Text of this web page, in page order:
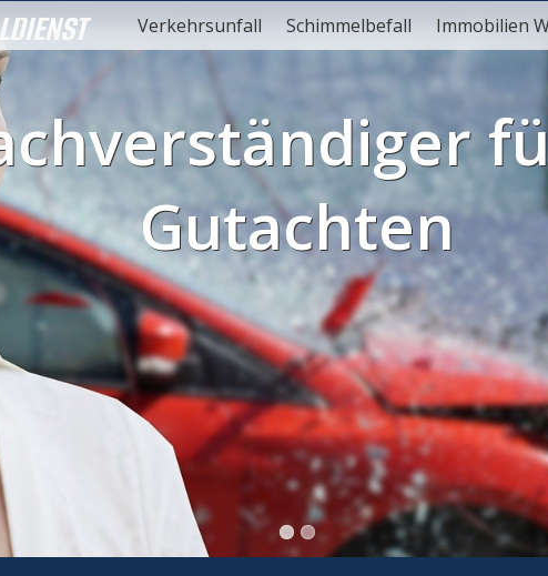
Verkehrsunfall Schimmelbefall Immobilien
Gutachten